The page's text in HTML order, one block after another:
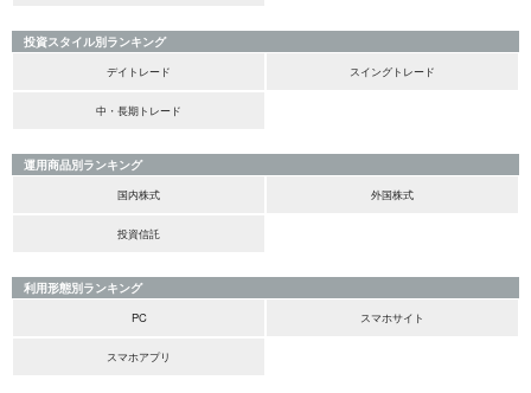
投資スタイル別ランキング
デイトレード
スイングトレード
中・長期トレード
運用商品別ランキング
国内株式
外国株式
投資信託
利用形態別ランキング
PC
スマホサイト
スマホアプリ